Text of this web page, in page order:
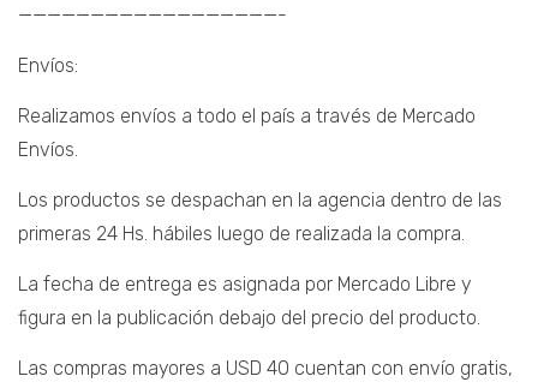
——————————————————-
Envíos:
Realizamos envíos a todo el país a través de Mercado
Envíos.
Los productos se despachan en la agencia dentro de las
primeras 24 Hs. hábiles luego de realizada la compra.
La fecha de entrega es asignada por Mercado Libre y
figura en la publicación debajo del precio del producto.
Las compras mayores a USD 40 cuentan con envío gratis,